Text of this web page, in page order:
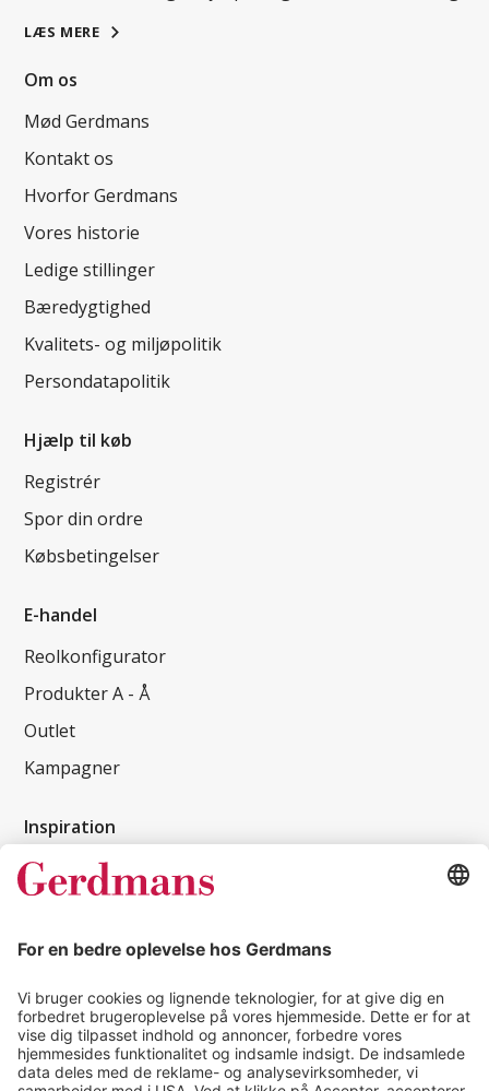
LÆS MERE
Om os
Mød Gerdmans
Kontakt os
Hvorfor Gerdmans
Vores historie
Ledige stillinger
Bæredygtighed
Kvalitets- og miljøpolitik
Persondatapolitik
Hjælp til køb
Registrér
Spor din ordre
Købsbetingelser
E-handel
Reolkonfigurator
Produkter A - Å
Outlet
Kampagner
Inspiration
Kundereferencer
Tips & guides
Kontakt
salg@gerdmans.dk
49 18 07 07